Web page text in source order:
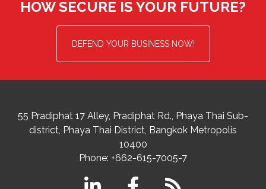
HOW SECURE IS YOUR FUTURE?
DEFEND YOUR BUSINESS NOW!
55 Pradiphat 17 Alley, Pradiphat Rd., Phaya Thai Sub-
district Phaya Thai District, Bangkok Metropolis
10400
Phone: +662-615-7005-7